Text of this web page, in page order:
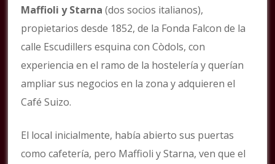
Maffioli y Starna (dos socios italianos),
propietarios desde 1852, de la Fonda Falcon de la
calle Escudillers esquina con Còdols, con
experiencia en el ramo de la hostelería y querían
ampliar sus negocios en la zona y adquieren el
Café Suizo.
El local inicialmente, había abierto sus puertas
como cafetería, pero Maffioli y Starna, ven que el